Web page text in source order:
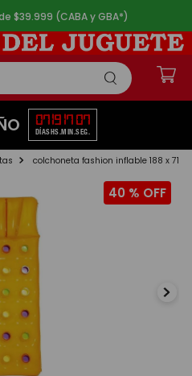
$39.999 (CABA y GBA*)
07
DÍAS
19
HS.
17
MIN.
06
SEG.
colchoneta fashion inflable 188 x 71
40 %